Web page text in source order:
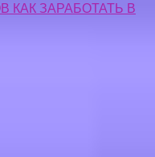
КАК ЗАРАБОТАТЬ В